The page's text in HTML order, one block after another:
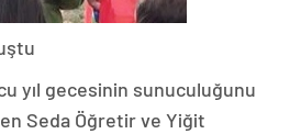
yıl gecesinin sunuculuğunu
Seda Öğretir ve Yiğit